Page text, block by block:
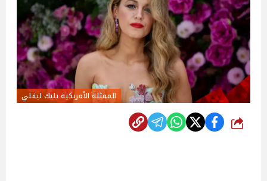
الممثلة الأمريكية بليك ليفلي
شارك